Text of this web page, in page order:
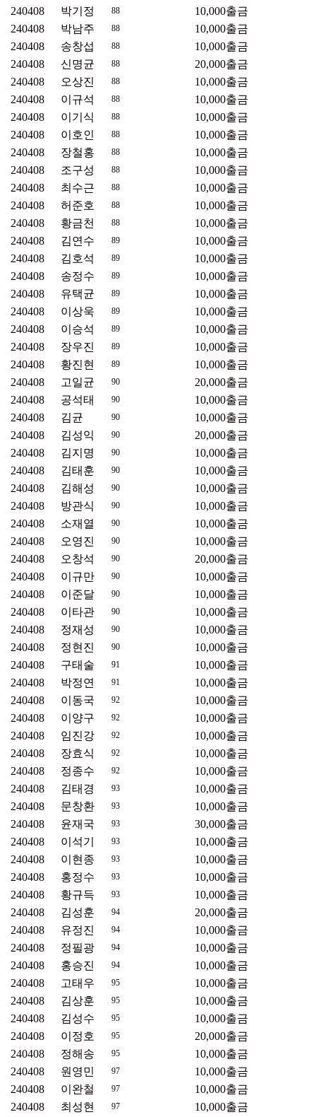
240408
박기정 88 10,000출금
240408
박남주 88 10,000출금
240408
송창섭 88 10,000출금
240408
신명균 88 20,000출금
240408
오상진 88 10,000출금
240408
이규석 88 10,000출금
240408
이기식 88 10,000출금
240408
이호인 88 10,000출금
240408
장철홍 88 10,000출금
240408
조구성 88 10,000출금
240408
최수근 88 10,000출금
240408
허준호 88 10,000출금
240408
황금천 88 10,000출금
240408
김연수 89 10,000출금
240408
김호석 89 10,000출금
240408
송정수 89 10,000출금
240408
유택균 89 10,000출금
240408
이상욱 89 10,000출금
240408
이승석 89 10,000출금
240408
장우진 89 10,000출금
240408
황진현 89 10,000출금
240408
고일균 90 20,000출금
240408
공석태 90 10,000출금
240408
김균 90 10,000출금
240408
김성익 90 20,000출금
240408
김지명 90 10,000출금
240408
김태훈 90 10,000출금
240408
김해성 90 10,000출금
240408
방관식 90 10,000출금
240408
소재열 90 10,000출금
240408
오영진 90 10,000출금
240408
오창석 90 20,000출금
240408
이규만 90 10,000출금
240408
이준달 90 10,000출금
240408
이타관 90 10,000출금
240408
정재성 90 10,000출금
240408
정현진 90 10,000출금
240408
구태술 91 10,000출금
240408
박정연 91 10,000출금
240408
이동국 92 10,000출금
240408
이양구 92 10,000출금
240408
임진강 92 10,000출금
240408
장효식 92 10,000출금
240408
정종수 92 10,000출금
240408
김태경 93 10,000출금
240408
문창환 93 10,000출금
240408
윤재국 93 30,000출금
240408
이석기 93 10,000출금
240408
이현종 93 10,000출금
240408
홍정수 93 10,000출금
240408
황규득 93 10,000출금
240408
김성훈 94 20,000출금
240408
유정진 94 10,000출금
240408
정필광 94 10,000출금
240408
홍승진 94 10,000출금
240408
고태우 95 10,000출금
240408
김상훈 95 10,000출금
240408
김성수 95 10,000출금
240408
이정호 95 20,000출금
240408
정해송 95 10,000출금
240408
원영민 97 10,000출금
240408
이완철 97 10,000출금
240408
최성현 97 10,000출금